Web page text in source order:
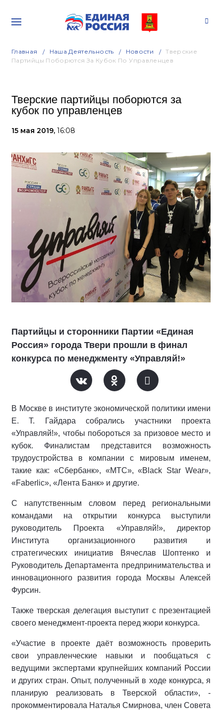
Главная Наша Деятельность Новости
Тверские
Партийцы Поборются За Кубок По Управленцев
Тверские партийцы поборются за
кубок по управленцев
15 мая 2019, 16:08
Партийцы и сторонники Партии «Единая
Россия» города Твери прошли в финал
конкурса по менеджменту «Управляй!»
В Москве в институте экономической политики имени
Е. Т. Гайдара собрались участники проекта
«Управляй!», чтобы побороться за призовое место и
кубок. Финалистам представится возможность
трудоустройства в компании с мировым именем,
такие как: «Сбербанк», «МТС», «Black Star Wear»,
«Faberlic», «Лента Банк» и другие.
С напутственным словом перед региональными
командами на открытии конкурса выступили
руководитель Проекта «Управляй!», директор
Института организационного развития и
стратегических инициатив Вячеслав Шоптенко и
Руководитель Департамента предпринимательства и
инновационного развития города Москвы Алексей
Фурсин.
Также тверская делегация выступит с презентацией
своего менеджмент-проекта перед жюри конкурса.
«Участие в проекте даёт возможность проверить
свои управленческие навыки и пообщаться с
ведущими экспертами крупнейших компаний России
и других стран. Опыт, полученный в ходе конкурса, я
планирую реализовать в Тверской области», -
прокомментировала Наталья Смирнова, член Совета